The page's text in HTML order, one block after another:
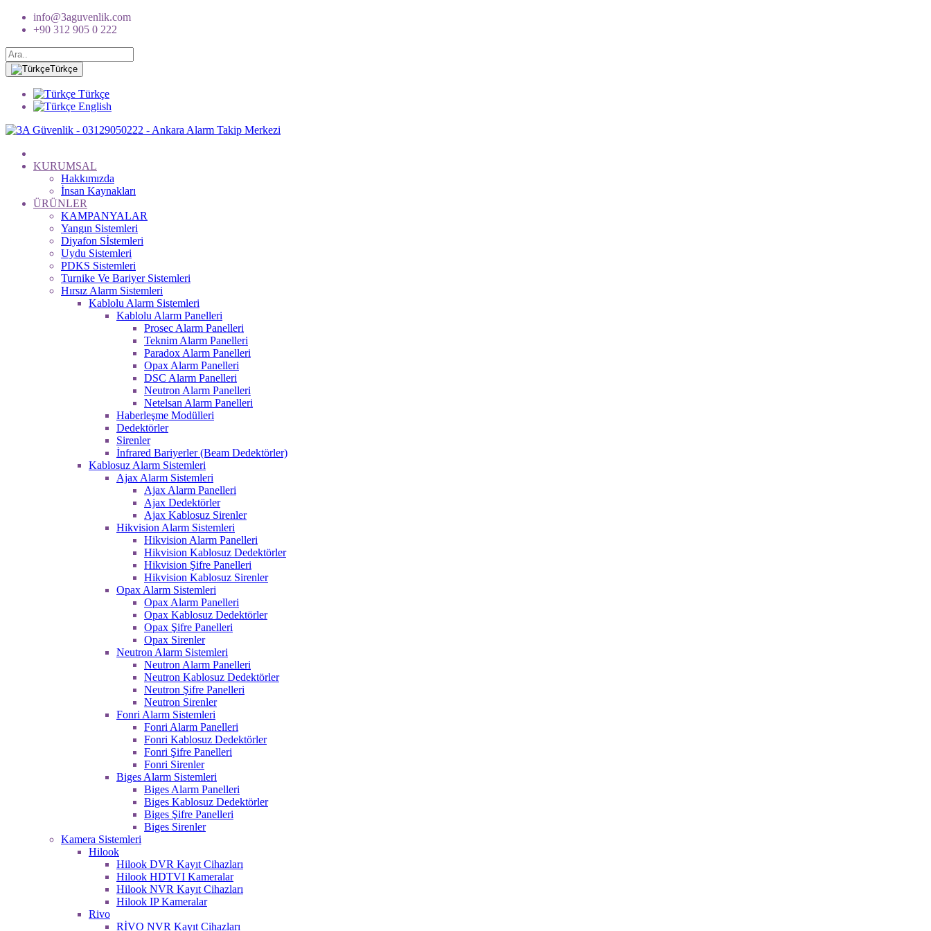
info@3aguvenlik.com
+90 312 905 0 222
Türkçe
Türkçe
English
KURUMSAL
Hakkımızda
İnsan Kaynakları
ÜRÜNLER
KAMPANYALAR
Yangın Sistemleri
Diyafon Sİstemleri
Uydu Sistemleri
PDKS Sistemleri
Turnike Ve Bariyer Sistemleri
Hırsız Alarm Sistemleri
Kablolu Alarm Sistemleri
Kablolu Alarm Panelleri
Prosec Alarm Panelleri
Teknim Alarm Panelleri
Paradox Alarm Panelleri
Opax Alarm Panelleri
DSC Alarm Panelleri
Neutron Alarm Panelleri
Netelsan Alarm Panelleri
Haberleşme Modülleri
Dedektörler
Sirenler
İnfrared Bariyerler (Beam Dedektörler)
Kablosuz Alarm Sistemleri
Ajax Alarm Sistemleri
Ajax Alarm Panelleri
Ajax Dedektörler
Ajax Kablosuz Sirenler
Hikvision Alarm Sistemleri
Hikvision Alarm Panelleri
Hikvision Kablosuz Dedektörler
Hikvision Şifre Panelleri
Hikvision Kablosuz Sirenler
Opax Alarm Sistemleri
Opax Alarm Panelleri
Opax Kablosuz Dedektörler
Opax Şifre Panelleri
Opax Sirenler
Neutron Alarm Sistemleri
Neutron Alarm Panelleri
Neutron Kablosuz Dedektörler
Neutron Şifre Panelleri
Neutron Sirenler
Fonri Alarm Sistemleri
Fonri Alarm Panelleri
Fonri Kablosuz Dedektörler
Fonri Şifre Panelleri
Fonri Sirenler
Biges Alarm Sistemleri
Biges Alarm Panelleri
Biges Kablosuz Dedektörler
Biges Şifre Panelleri
Biges Sirenler
Kamera Sistemleri
Hilook
Hilook DVR Kayıt Cihazları
Hilook HDTVI Kameralar
Hilook NVR Kayıt Cihazları
Hilook IP Kameralar
Rivo
RİVO NVR Kayıt Cihazları